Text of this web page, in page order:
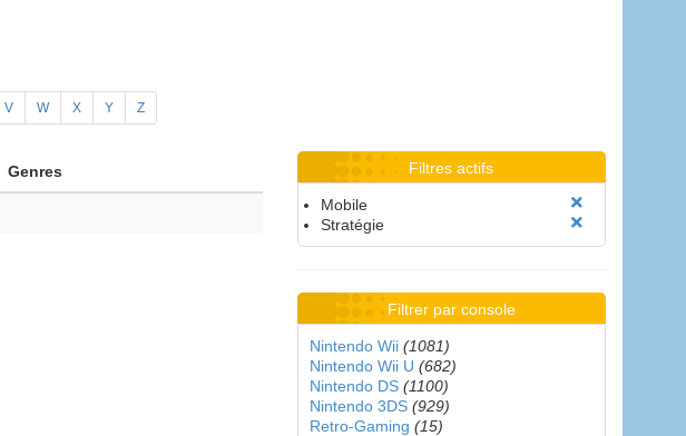
V W X Y Z
Genres Filtres actifs
Mobile
Stratégie
Filtrer par console
Nintendo Wii (1081)
Nintendo Wii U (682)
Nintendo DS (1100)
Nintendo 3DS (929)
Retro-Gaming (15)